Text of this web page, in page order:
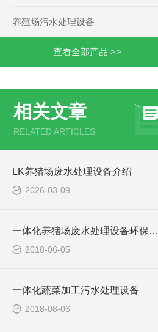
养殖场污水处理设备
查看全部产品 >>
相关文章
RELATED ARTICLES
LK养猪场废水处理设备介绍
2026-03-09
一体化养猪场废水处理设备环保局新要求
2018-06-05
一体化蔬菜加工污水处理设备
2018-08-06